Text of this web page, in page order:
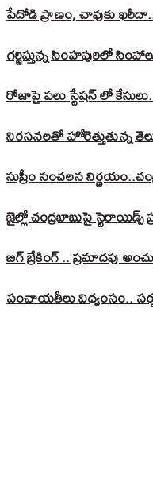
పేదోడి ప్రాణం, చావుకు
గర్జిస్తున్న సింహపురిలో
రోజాపై పలు స్టేషన్ లో
నిరసనలతో హోరెత్తుతున్న
సుప్రీం సంచలన
జైల్లో చంద్రబాబుపై
బిగ్ బ్రేకింగ్ .. ప్రమాదపు
పంచాయతీలు విధ్వంసం..